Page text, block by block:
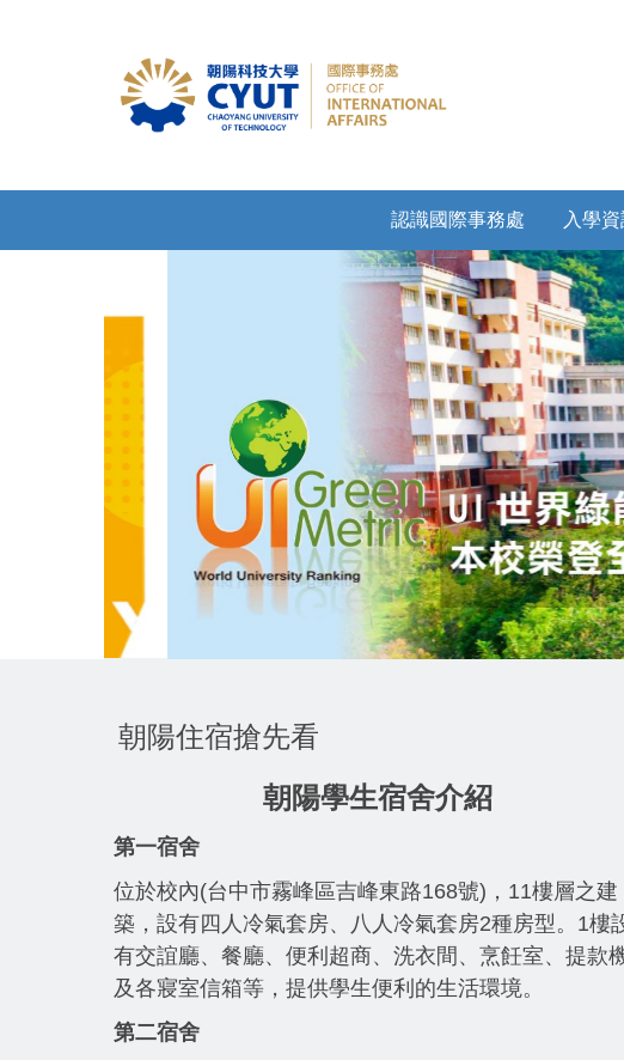
認識國際事務處 入學
朝陽住宿搶先看
朝陽學生宿舍介紹
第一宿舍
位於校內(台中市霧峰區吉峰東路168號)，11樓層之建
築，設有四人冷氣套房、八人冷氣套房2種房型。1樓
有交誼廳、餐廳、便利超商、洗衣間、烹飪室、提款
及各寢室信箱等，提供學生便利的生活環境。
第二宿舍